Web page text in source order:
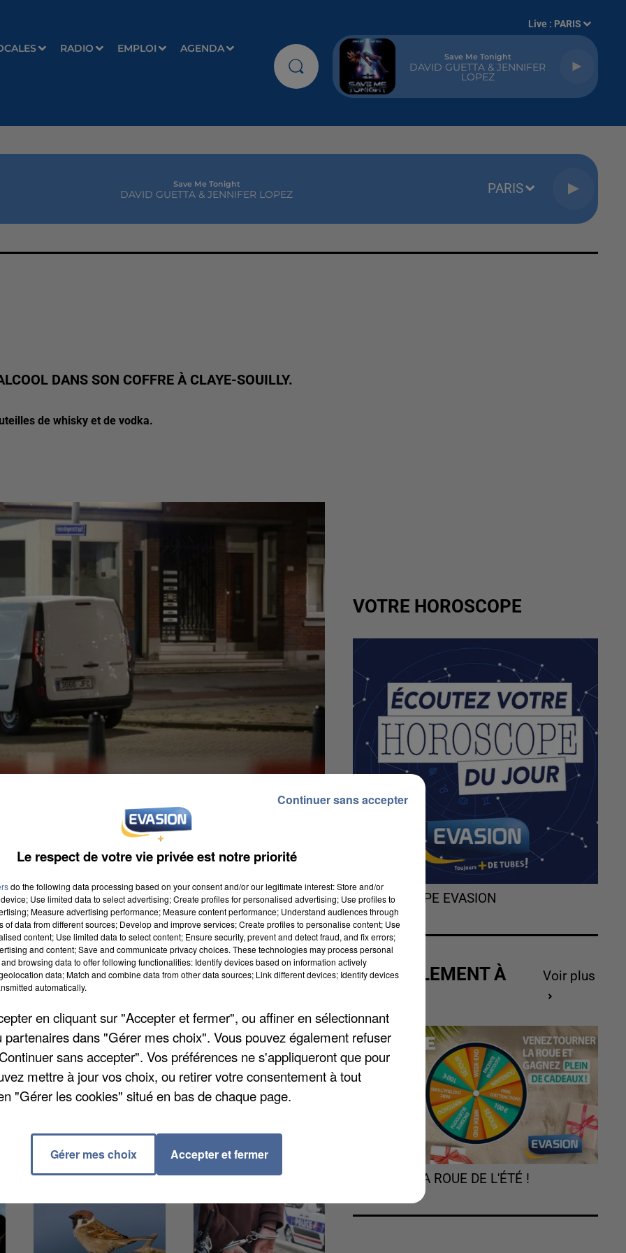
RADIO EMPLOI AGENDA
Live : PARIS
Save Me Tonight
DAVID GUETTA & JENNIFER
LOPEZ
Save Me Tonight
DAVID GUETTA & JENNIFER LOPEZ PARIS
DANS SON COFFRE À CLAYE-SOUILLY.
de whisky et de vodka.
la RN3, à hauteur de Claye-Souilly, en direction de
Les policiers de la brigade anticriminalité
46 ans, leur a présenté sa Carte Vitale en guise de
plusieurs dizaines de bouteilles de whisky et de
et qu’il affirme avoir achetée au Luxembourg.
produire la moindre facture. Il a été placé en garde à
VOTRE HOROSCOPE
L'HOROSCOPE EVASION
ACTUELLEMENT À
Voir plus
TOURNEZ LA ROUE DE L'ÉTÉ !
Le respect de votre vie privée est notre priorité
do the following data processing based on your consent and/or our legitimate interest: Store and/or
Use limited data to select advertising; Create profiles for personalised advertising; Use profiles to
Measure advertising performance; Measure content performance; Understand audiences through
of data from different sources; Develop and improve services; Create profiles to personalise content; Use
content; Use limited data to select content; Ensure security, prevent and detect fraud, and fix errors;
and content; Save and communicate privacy choices. These technologies may process personal
browsing data to offer following functionalities: Identify devices based on information actively
data; Match and combine data from other data sources; Link different devices; Identify devices
automatically.
en cliquant sur "Accepter et fermer", ou affiner en sélectionnant
partenaires dans "Gérer mes choix". Vous pouvez également refuser
sans accepter". Vos préférences ne s'appliqueront que pour
mettre à jour vos choix, ou retirer votre consentement à tout
"Gérer les cookies" situé en bas de chaque page.
Gérer mes choix Accepter et fermer
Continuer sans accepter